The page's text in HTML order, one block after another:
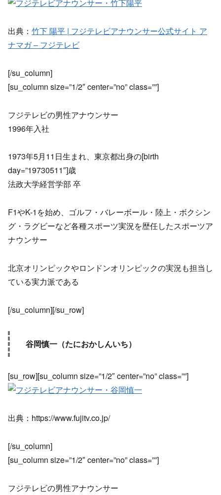
出典： 竹下 陽平 | フジテレビアナウンサー公式サイト ア
ナマガ – フジテレビ
[/su_column]
[su_column size=”1/2″ center=”no” class=””]
フジテレビの男性アナウンサー
1996年入社
1973年5月11日生まれ、東京都出身の[birth
day=”19730511″]歳
法政大学経営学部 卒
F1やK-1を始め、ゴルフ・バレーボール・陸上・ボクシン
グ・ラグビーなど各種スポーツ実況を歴任したスポーツア
ナウンサー
北京オリンピックやロンドンオリンピックの実況も担当し
ている実力派である
[/su_column][/su_row]
谷岡慎一（たにおかしんいち）
[su_row][su_column size=”1/2″ center=”no” class=””]
出典：https://www.fujitv.co.jp/
[/su_column]
[su_column size=”1/2″ center=”no” class=””]
フジテレビの男性アナウンサー